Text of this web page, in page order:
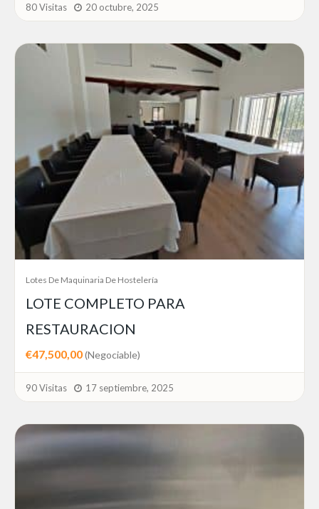
80 Visitas 20 octubre, 2025
Lotes De Maquinaria De Hostelería
LOTE COMPLETO PARA
RESTAURACION
€47,500,00(Negociable)
90 Visitas 17 septiembre, 2025